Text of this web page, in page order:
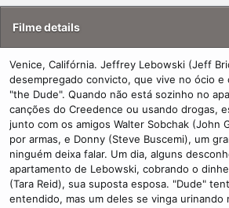
y
d
e
Filme details
Venice, Califórnia. Jeffrey Lebowski (Jeff
desempregado convicto, que vive no ócio e
"the Dude". Quando não está sozinho no
canções do Creedence ou usando drogas,
junto com os amigos Walter Sobchak (John
por armas, e Donny (Steve Buscemi), um
ninguém deixa falar. Um dia, alguns
apartamento de Lebowski, cobrando o
(Tara Reid), sua suposta esposa. "Dude"
entendido, mas um deles se vinga urinando